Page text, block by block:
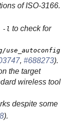
of ISO-3166.
-l to check for
use_autoconfig
, #688273).
the target
wireless tool
despite some
).